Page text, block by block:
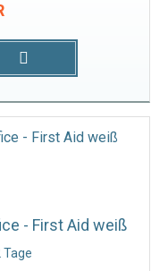
- First Aid weiß
Tage